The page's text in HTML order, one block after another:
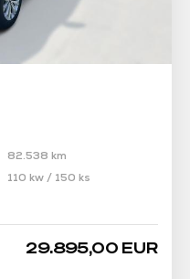
82.538 km
110 kw / 150 ks
29.895,00 EUR